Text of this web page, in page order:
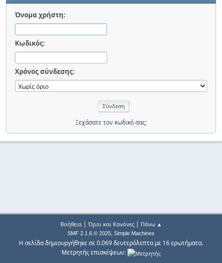
Όνομα χρήστη:
Κωδικός:
Χρόνος σύνδεσης:
Ξεχάσατε τον κωδικό σας;
Βοήθεια| Όροι και Κανόνες| Πάνω ▲
SMF 2.1.6 © 2025, Simple Machines
Η σελίδα δημιουργήθηκε σε 0.069 δευτερόλεπτα με 16 ερωτήματα.
Μετρητής επισκέψεων: